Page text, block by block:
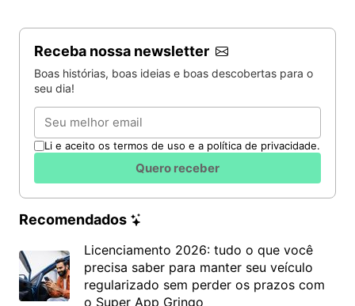
Receba nossa newsletter
Boas histórias, boas ideias e boas descobertas para o
seu dia!
Email
Li e aceito os termos de uso e a política de privacidade.
Quero receber
Recomendados
Licenciamento 2026: tudo o que você
precisa saber para manter seu veículo
regularizado sem perder os prazos com
o Super App Gringo